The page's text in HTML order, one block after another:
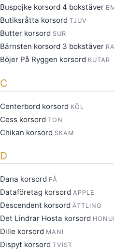
Buspojke korsord 4 bokstäver
Butiksråtta korsord TJUV
Butter korsord SUR
Bärnsten korsord 3 bokstäver
Böjer På Ryggen korsord KUTAR
C
Centerbord korsord KÖL
Cess korsord TON
Chikan korsord SKAM
D
Dana korsord FÅ
Dataföretag korsord APPLE
Descendent korsord ÄTTLING
Det Lindrar Hosta korsord
Dille korsord MANI
Dispyt korsord TVIST